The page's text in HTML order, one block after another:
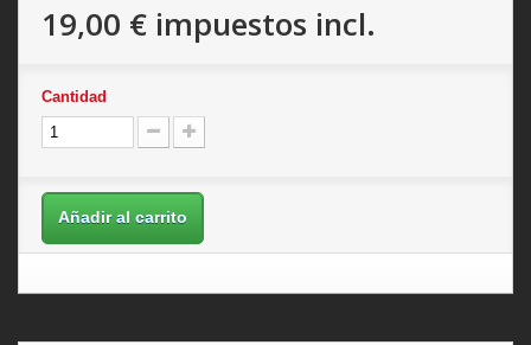
19,00 € impuestos incl.
Cantidad
Añadir al carrito